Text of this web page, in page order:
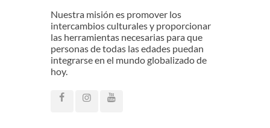
Nuestra misión es promover los
intercambios culturales y proporcionar
las herramientas necesarias para que
personas de todas las edades puedan
integrarse en el mundo globalizado de
hoy.